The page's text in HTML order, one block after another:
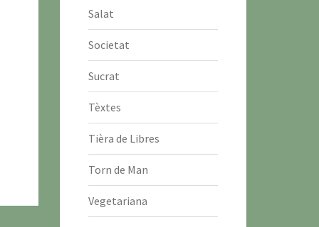
Salat
Societat
Sucrat
Tèxtes
Tièra de Libres
Torn de Man
Vegetariana